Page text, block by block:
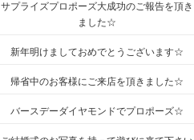
サプライズプロポーズ大成功のご報告を頂き
ました☆
新年明けましておめでとうございます☆
帰省中のお客様にご来店を頂きました☆
バースデーダイヤモンドでプロポーズ☆